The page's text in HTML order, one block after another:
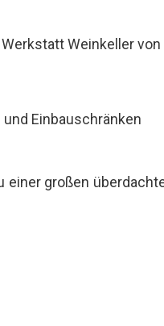
Weinkeller von
Einbauschränken
einer großen